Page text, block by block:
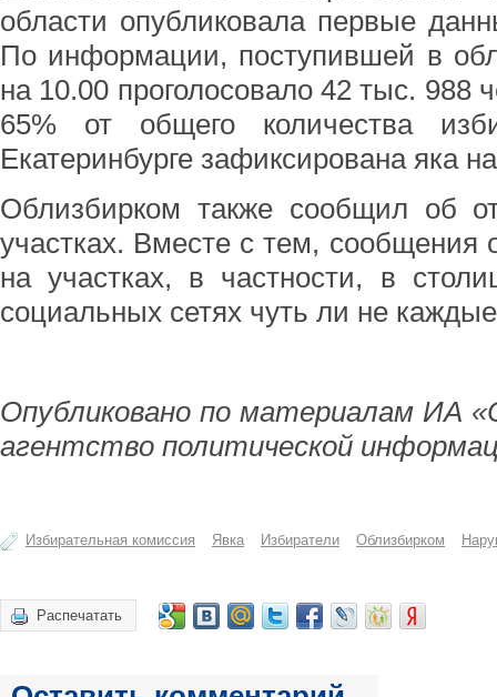
области опубликовала первые
По информации, поступившей в
на 10.00 проголосовало 42 тыс. 988
65% от общего количества
Екатеринбурге зафиксирована яка
Облизбирком также сообщил об
участках. Вместе с тем,
на участках, в частности, в
социальных сетях чуть ли не
Опубликовано по материалам ИА
агентство политической
Избирательная комиссия Явка Избиратели Облизбирком
Распечатать